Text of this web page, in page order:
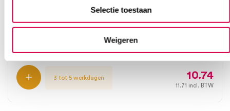
Selectie toestaan
Weigeren
Elastomull haft cohesief fixatiewindsel, 10cm x
3 tot 5 werkdagen 10.74
11.71 incl. BTW